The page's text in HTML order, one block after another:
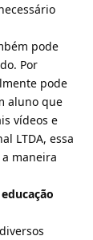
pode
Por
pode
aluno que
vídeos e
LTDA, essa
maneira